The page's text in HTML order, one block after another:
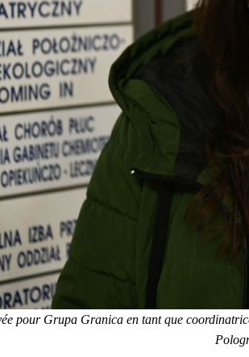
pour Gru­pa Grani­ca en tant que